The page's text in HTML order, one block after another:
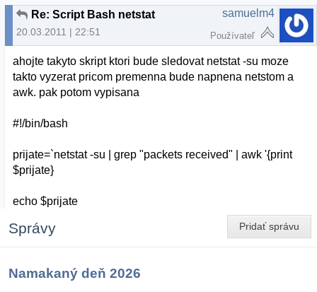
Re: Script Bash netstat
20.03.2011 | 22:51
samuelm4
Používateľ
ahojte takyto skript ktori bude sledovat netstat -su moze
takto vyzerat pricom premenna bude napnena netstom a
awk. pak potom vypisana
#!/bin/bash
prijate=`netstat -su | grep "packets received" | awk '{print
$prijate}
echo $prijate
Pridať správu
Správy
Namakaný deň 2026